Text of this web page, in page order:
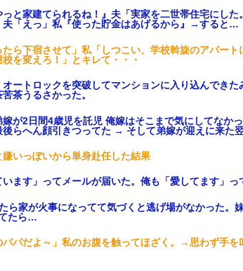
と家建てられるね！』夫「実家を二世帯住宅にした
「えっ」私『使った貯金はあげるから』→すると…
ら下宿させて」私「しつこい、学校斡旋のアパー
を変えろ！」とキレて・・・
ートロックを突破してマンションに入り込んできた
茶うるさかった。
嫁が2日間4歳児を託児 俺嫁はそこまで気にしてなか
後らへん顔引きつってた → そして弟嫁が迎えに来た
嫌いっぽいから単身赴任した結果
ます」ってメールが届いた。俺も「愛してます」っ
ら家が火事になってて気づくと逃げ場がなかった。
たら…
パだよ～」私のお腹を触ってほざく。→思わず手を